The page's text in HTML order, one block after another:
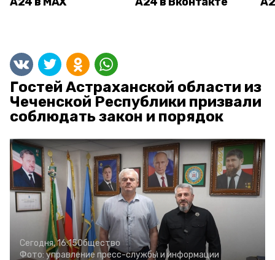
Гостей Астраханской области из
Чеченской Республики призвали
соблюдать закон и порядок
Сегодня, 16:15Общество
Фото: управление пресс-службы и информации